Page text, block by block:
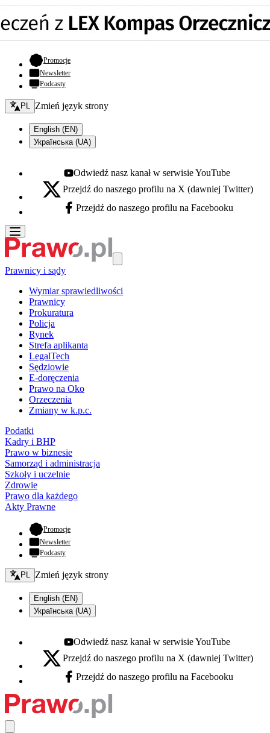
Promocje- otwiera się w nowej karcie
Newsletter
Podcasty
Zmień język - bieżący:
PL Zmień język strony
English (EN)
Українська (UA)
Youtube - otwiera się w nowej karcie
Odwiedź nasz kanał w serwisie YouTube
X - otwiera się w nowej karcie
Przejdź do naszego profilu na X (dawniej Twitter)
Facebook - otwiera się w nowej karcie
Przejdź do naszego profilu na Facebooku
Prawnicy i sądy
Wymiar sprawiedliwości
Prawnicy
Prokuratura
Policja
Rynek
Strefa aplikanta
LegalTech
Sędziowie
E-doręczenia
Prawo na Oko
Orzeczenia
Zmiany w k.p.c.
Podatki
Kadry i BHP
Prawo w biznesie
Samorząd i administracja
Szkoły i uczelnie
Zdrowie
Prawo dla każdego
Akty Prawne
Promocje- otwiera się w nowej karcie
Newsletter
Podcasty
Zmień język - bieżący:
PL Zmień język strony
English (EN)
Українська (UA)
Youtube - otwiera się w nowej karcie
Odwiedź nasz kanał w serwisie YouTube
X - otwiera się w nowej karcie
Przejdź do naszego profilu na X (dawniej Twitter)
Facebook - otwiera się w nowej karcie
Przejdź do naszego profilu na Facebooku